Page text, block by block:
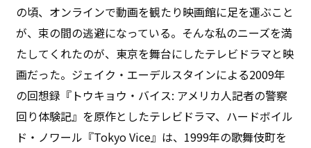
の頃、オンラインで動画を観たり映画館に足を運ぶこと
が、束の間の逃避になっている。そんな私のニーズを満
たしてくれたのが、東京を舞台にしたテレビドラマと映
画だった。ジェイク・エーデルスタインによる2009年
の回想録『トウキョウ・バイス: アメリカ人記者の警察
回り体験記』を原作としたテレビドラマ、ハードボイル
ド・ノワール『Tokyo Vice』は、1999年の歌舞伎町を